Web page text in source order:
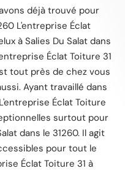
déjà trouvé pour
L'entreprise Éclat
à Salies Du Salat dans
Éclat Toiture 31
tout près de chez vous
Ayant travaillé dans
Éclat Toiture
surtout pour
dans le 31260. Il agit
pour tout le
Éclat Toiture 31 à